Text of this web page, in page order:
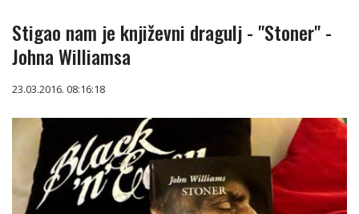
Stigao nam je književni dragulj - "Stoner" -
Johna Williamsa
23.03.2016. 08:16:18